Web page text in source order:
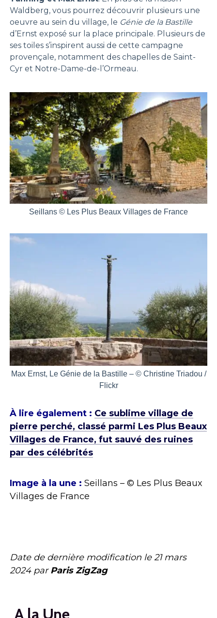
Waldberg, vous pourrez découvrir plusieurs une
oeuvre au sein du village, le Génie de la Bastille
d’Ernst exposé sur la place principale. Plusieurs de
ses toiles s’inspirent aussi de cette campagne
provençale, notamment des chapelles de Saint-
Cyr et Notre-Dame-de-l’Ormeau.
Seillans © Les Plus Beaux Villages de France
Max Ernst, Le Génie de la Bastille – © Christine Triadou /
Flickr
À lire également : Ce sublime village de
pierre perché, classé parmi Les Plus Beaux
Villages de France, fut sauvé des ruines
par des célébrités
Image à la une : Seillans – © Les Plus Beaux
Villages de France
Date de dernière modification le21 mars
2024 parParis ZigZag
A la Une